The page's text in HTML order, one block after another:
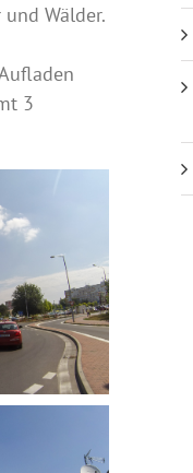
Wälder.
3